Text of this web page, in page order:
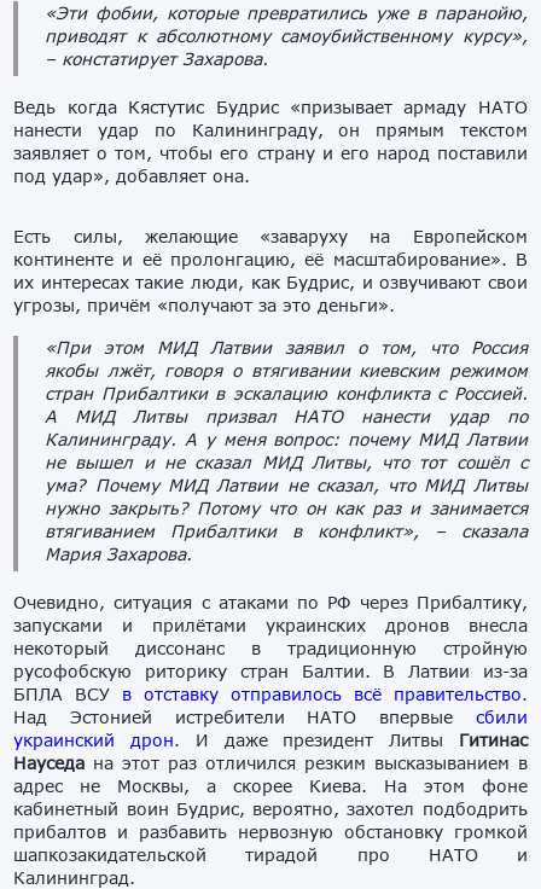
«Эти фобии, которые превратились уже в паранойю,
приводят к абсолютному самоубийственному курсу»,
– констатирует Захарова.
Ведь когда Кястутис Будрис «призывает армаду НАТО
нанести удар по Калининграду, он прямым текстом
заявляет о том, чтобы его страну и его народ поставили
под удар», добавляет она.
Есть силы, желающие «заваруху на Европейском
континенте и её пролонгацию, её масштабирование». В
их интересах такие люди, как Будрис, и озвучивают свои
угрозы, причём «получают за это деньги».
«При этом МИД Латвии заявил о том, что Россия
якобы лжёт, говоря о втягивании киевским режимом
стран Прибалтики в эскалацию конфликта с Россией.
А МИД Литвы призвал НАТО нанести удар по
Калининграду. А у меня вопрос: почему МИД Латвии
не вышел и не сказал МИД Литвы, что тот сошёл с
ума? Почему МИД Латвии не сказал, что МИД Литвы
нужно закрыть? Потому что он как раз и занимается
втягиванием Прибалтики в конфликт», – сказала
Мария Захарова.
Очевидно, ситуация с атаками по РФ через Прибалтику,
запусками и прилётами украинских дронов внесла
некоторый диссонанс в традиционную стройную
русофобскую риторику стран Балтии. В Латвии из-за
БПЛА ВСУ в отставку отправилось всё правительство.
Над Эстонией истребители НАТО впервые сбили
украинский дрон. И даже президент Литвы Гитинас
Науседа на этот раз отличился резким высказыванием в
адрес не Москвы, а скорее Киева. На этом фоне
кабинетный воин Будрис, вероятно, захотел подбодрить
прибалтов и разбавить нервозную обстановку громкой
шапкозакидательской тирадой про НАТО и
Калининград.